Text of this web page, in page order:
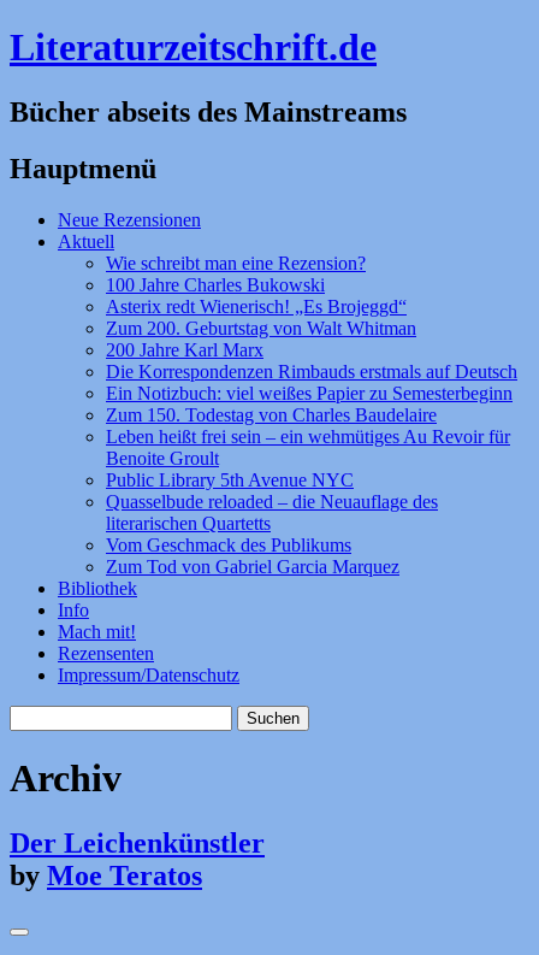
Literaturzeitschrift.de
Bücher abseits des Mainstreams
Hauptmenü
Zum
Inhalt
Neue Rezensionen
Aktuell
Wie schreibt man eine Rezension?
100 Jahre Charles Bukowski
Asterix redt Wienerisch! „Es Brojeggd“
Zum 200. Geburtstag von Walt Whitman
200 Jahre Karl Marx
Die Korrespondenzen Rimbauds erstmals auf Deutsch
Ein Notizbuch: viel weißes Papier zu Semesterbeginn
Zum 150. Todestag von Charles Baudelaire
Leben heißt frei sein – ein wehmütiges Au Revoir für
Benoite Groult
Public Library 5th Avenue NYC
Quasselbude reloaded – die Neuauflage des
literarischen Quartetts
Vom Geschmack des Publikums
Zum Tod von Gabriel Garcia Marquez
Bibliothek
Info
Mach mit!
Rezensenten
Impressum/Datenschutz
nach:
Archiv
Der Leichenkünstler
by Moe Teratos